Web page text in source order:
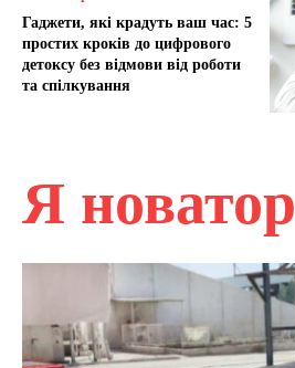
Гаджети, які крадуть ваш час: 5
простих кроків до цифрового
детоксу без відмови від роботи
та спілкування
Я новатор